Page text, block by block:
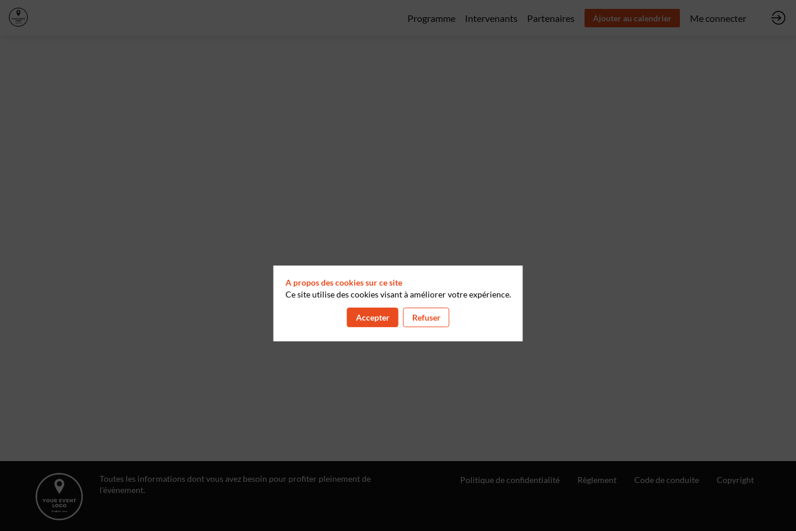
Programme Intervenants Partenaires Ajouter au calendrier Me connecter
Toutes les informations dont vous avez besoin pour profiter pleinement de
l'évènement.
Politique de confidentialité Règlement Code de conduite Copyright
A propos des cookies sur ce site
Ce site utilise des cookies visant à améliorer votre expérience.
Accepter Refuser